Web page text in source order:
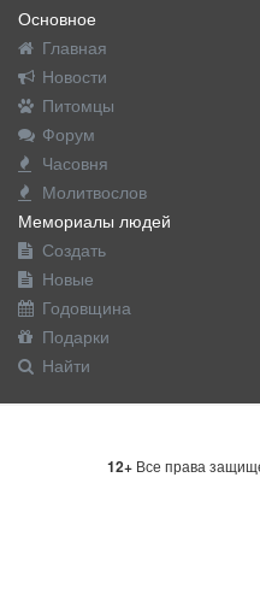
Основное
Главная
Новости
Питомцы
Форум
Часовня
Молитвослов
Мемориалы людей
Создать
Новые
Годовщина
Подарки
Найти
12+ Все права